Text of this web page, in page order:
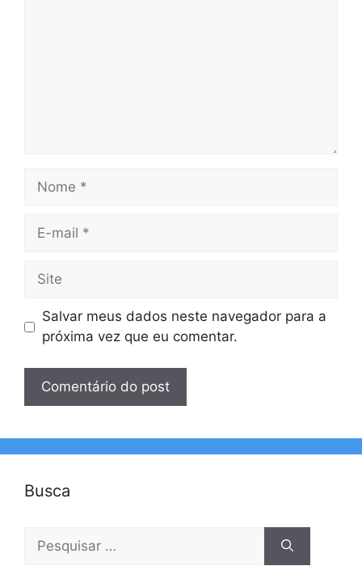
Nome
Site
Salvar meus dados neste navegador para a
próxima vez que eu comentar.
Busca
por: